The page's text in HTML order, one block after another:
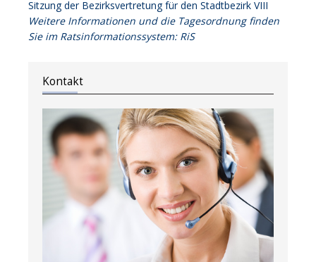
Sitzung der Bezirksvertretung für den Stadtbezirk VIII
Weitere Informationen und die Tagesordnung finden
Sie im Ratsinformationssystem: RiS
Kontakt